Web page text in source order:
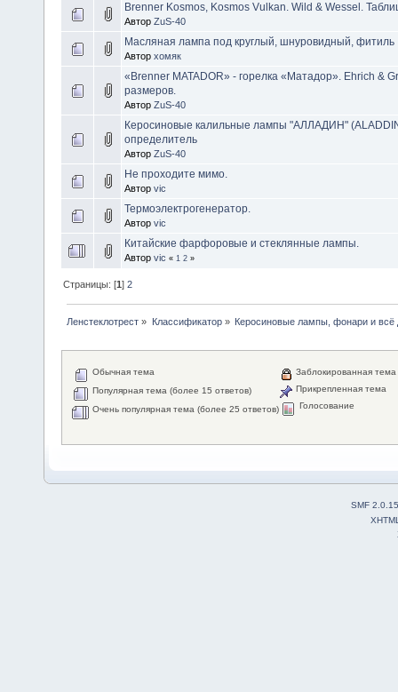
Brenner Kosmos, Kosmos Vulkan. Wild & Wessel.
Автор ZuS-40
Масляная лампа под круглый, шнуровидный, фитиль
Автор хомяк
«Brenner MATADOR» - горелка «Матадор». Ehrich &
размеров.
Автор ZuS-40
Керосиновые калильные лампы "АЛЛАДИН"
определитель
Автор ZuS-40
Не проходите мимо.
Автор vic
Термоэлектрогенератор.
Автор vic
Китайские фарфоровые и стеклянные лампы.
Автор vic « 1 2 »
Страницы: [1]2
Ленстеклотрест » Классификатор» Керосиновые лампы, фонари и всё
Обычная тема
Популярная тема (более 15 ответов)
Очень популярная тема (более 25 ответов)
Заблокированная тема
Прикрепленная тема
Голосование
SMF 2.0.15